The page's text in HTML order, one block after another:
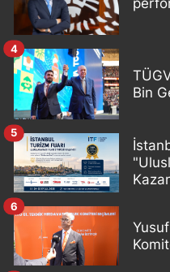
Bin
4
5
6